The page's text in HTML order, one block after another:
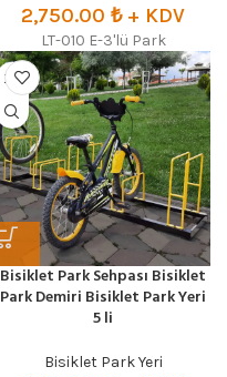
2,750.00 ₺+ KDV
LT-010 E-3'lü Park
Bisiklet Park Sehpası Bisiklet
Park Demiri Bisiklet Park Yeri
5 li
Bisiklet Park Yeri